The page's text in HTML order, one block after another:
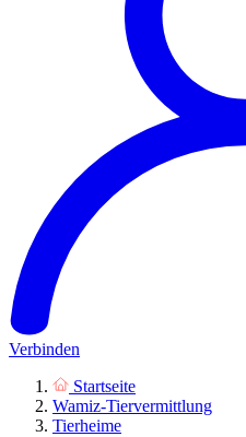
Verbinden
Startseite
Wamiz-Tiervermittlung
Tierheime